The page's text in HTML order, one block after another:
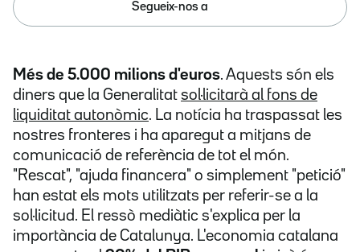
Segueix-nos a
Més de 5.000 milions d'euros. Aquests són els
diners que la Generalitat sol·licitarà al fons de
liquiditat autonòmic. La notícia ha traspassat les
nostres fronteres i ha aparegut a mitjans de
comunicació de referència de tot el món.
"Rescat", "ajuda financera" o simplement "petició"
han estat els mots utilitzats per referir-se a la
sol·licitud. El ressò mediàtic s'explica per la
importància de Catalunya. L'economia catalana